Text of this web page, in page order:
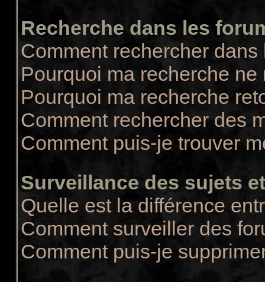
Recherche dans les
Comment rechercher dans
Pourquoi ma recherche
Pourquoi ma recherche
Comment rechercher des
Comment puis-je trouver
Surveillance des sujets
Quelle est la différence
Comment surveiller des
Comment puis-je